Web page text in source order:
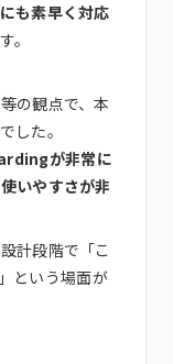
も素早く対応
。
の観点で、本
した。
が非常に
いやすさが非
計段階で「こ
という場面が